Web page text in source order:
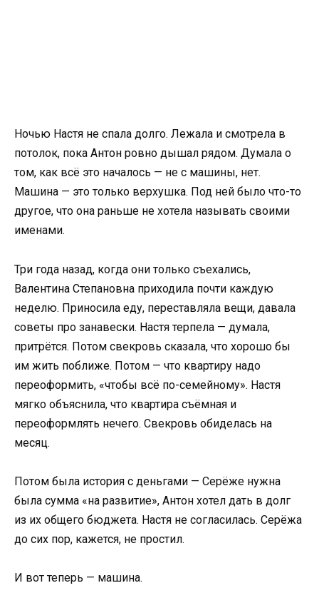
Ночью Настя не спала долго. Лежала и смотрела в
потолок, пока Антон ровно дышал рядом. Думала о
том, как всё это началось — не с машины, нет.
Машина — это только верхушка. Под ней было что-то
другое, что она раньше не хотела называть своими
именами.
Три года назад, когда они только съехались,
Валентина Степановна приходила почти каждую
неделю. Приносила еду, переставляла вещи, давала
советы про занавески. Настя терпела — думала,
притрётся. Потом свекровь сказала, что хорошо бы
им жить поближе. Потом — что квартиру надо
переоформить, «чтобы всё по-семейному». Настя
мягко объяснила, что квартира съёмная и
переоформлять нечего. Свекровь обиделась на
месяц.
Потом была история с деньгами — Серёже нужна
была сумма «на развитие», Антон хотел дать в долг
из их общего бюджета. Настя не согласилась. Серёжа
до сих пор, кажется, не простил.
И вот теперь — машина.